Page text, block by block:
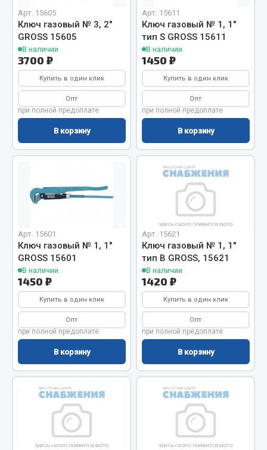
Болты
Гайки
Кольца стопорные
Пресс-масленки
Пружины
Показать ещё
Camozzi
Адаптеры и переходники
Тройники
Трубки, муфты, гайки
Угольники
Фитинги
Весь раздел
Инструмент
Автомобильный инструмент
Арт. 15605
Ключ газовый № 3, 2"
GROSS 15605
В наличии
3700 ₽
Купить в один клик
Опт
при полной предоплате
В корзину
Арт. 15611
Ключ газовый № 1, 1"
тип S GROSS 15611
В наличии
1450 ₽
Купить в один клик
Опт
при полной предоплате
В корзину
Арт. 15601
Ключ газовый № 1, 1"
GROSS 15601
В наличии
1450 ₽
Купить в один клик
Опт
при полной предоплате
В корзину
Арт. 15621
Ключ газовый № 1, 1"
тип В GROSS, 15621
В наличии
1420 ₽
Купить в один клик
Опт
при полной предоплате
В корзину